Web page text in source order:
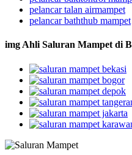
pelancar talan airmampet
pelancar baththub mampet
img Ahli Saluran Mampet di